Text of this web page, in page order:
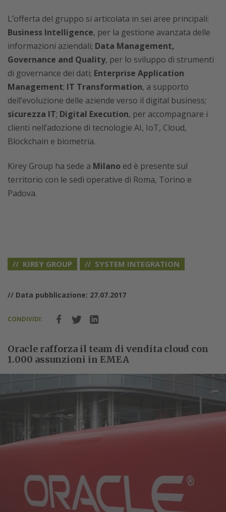
L’offerta del gruppo si articolata in sei aree principali:
Business Intelligence, per la gestione avanzata delle
informazioni aziendali; Data Management,
Governance and Quality, per lo sviluppo di strumenti
di governance dei dati; Enterprise Application
Management; IT Transformation, a supporto
dell’evoluzione delle aziende verso il digital business;
sicurezza IT; Digital Execution, per accompagnare i
clienti nell’adozione di tecnologie AI, IoT, Cloud,
Blockchain e biometria.
Kirey Group ha sede a Milano ed è presente sul
territorio con le sedi operative di Roma, Torino e
Padova.
KIREY GROUP SYSTEM INTEGRATION
// Data pubblicazione: 27.07.2017
CONDIVIDI:
Oracle rafforza il team di vendita cloud con
1.000 assunzioni in EMEA